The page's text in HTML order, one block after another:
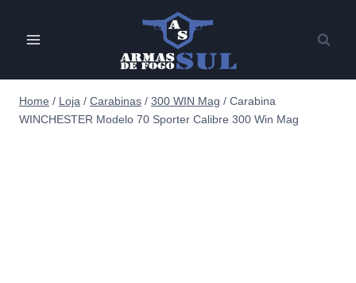
Home / Loja / Carabinas / 300 WIN Mag / Carabina
WINCHESTER Modelo 70 Sporter Calibre 300 Win Mag